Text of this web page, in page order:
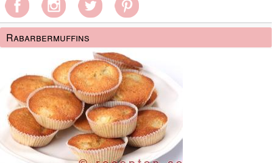
Rabarbermuffins